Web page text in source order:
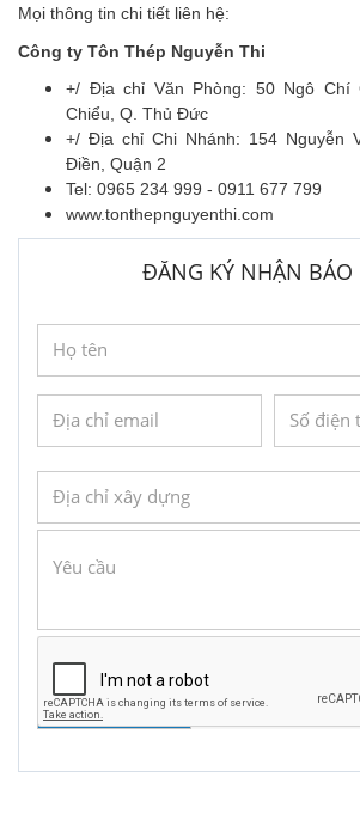
Mọi thông tin chi tiết liên hệ:
Công ty Tôn Thép Nguyễn Thi
+/ Địa chỉ Văn Phòng: 50 Ngô Chí
Chiểu, Q. Thủ Đức
+/ Địa chỉ Chi Nhánh: 154 Nguyễn
Điền, Quận 2
Tel: 0965 234 999 - 0911 677 799
www.tonthepnguyenthi.com
ĐĂNG KÝ NHẬN BÁO
GỬI YÊU CẦU